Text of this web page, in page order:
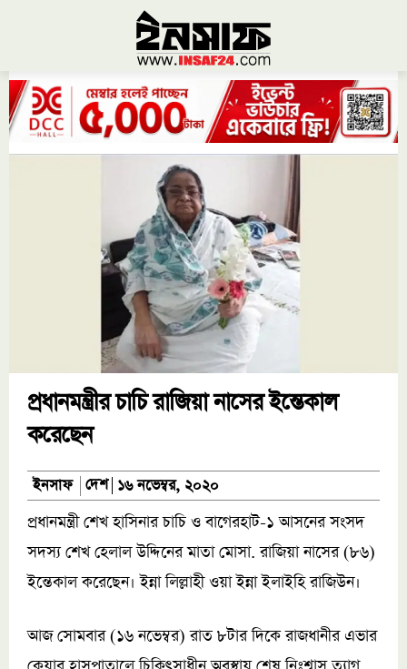
প্রধানমন্ত্রীর চাচি রাজিয়া নাসের ইন্তেকাল
করেছেন
ইনসাফ দেশ ১৬ নভেম্বর, ২০২০
প্রধানমন্ত্রী শেখ হাসিনার চাচি ও বাগেরহাট-১ আসনের সংসদ
সদস্য শেখ হেলাল উদ্দিনের মাতা মোসা. রাজিয়া নাসের (৮৬)
ইন্তেকাল করেছেন। ইন্না লিল্লাহী ওয়া ইন্না ইলাইহি রাজিউন।
আজ সোমবার (১৬ নভেম্বর) রাত ৮টার দিকে রাজধানীর এভার